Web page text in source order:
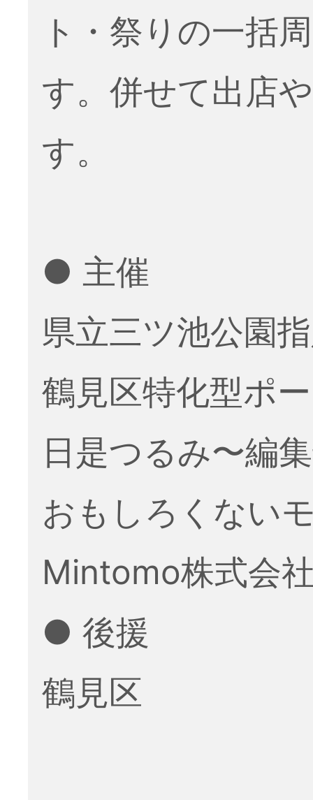
ト・祭りの一括
す。併せて出店
す。
● 主催
県立三ツ池公園
鶴見区特化型ポ
日是つるみ〜編
おもしろくない
Mintomo株式会
● 後援
鶴見区